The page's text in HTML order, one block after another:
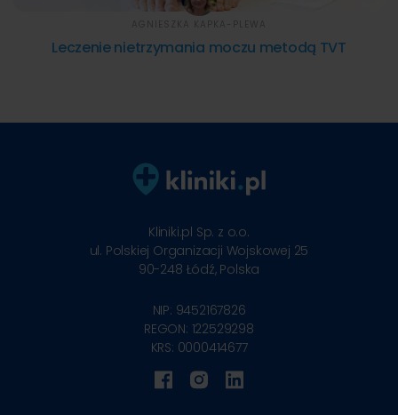
Leczenie nietrzymania moczu metodą TVT
Kliniki.pl Sp. z o.o.
ul. Polskiej Organizacji Wojskowej 25
90-248 Łódź, Polska
NIP: 9452167826
REGON: 122529298
KRS: 0000414677